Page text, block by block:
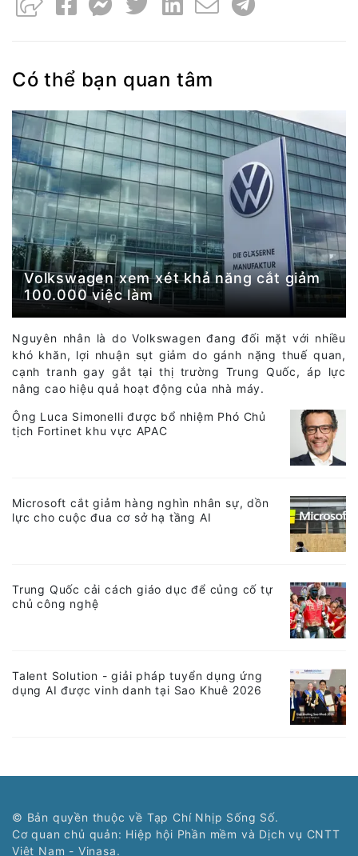
Có thể bạn quan tâm
Volkswagen xem xét khả năng cắt giảm
100.000 việc làm
Nguyên nhân là do Volkswagen đang đối mặt với nhiều
khó khăn, lợi nhuận sụt giảm do gánh nặng thuế quan,
cạnh tranh gay gắt tại thị trường Trung Quốc, áp lực
nâng cao hiệu quả hoạt động của nhà máy.
Ông Luca Simonelli được bổ nhiệm Phó Chủ
tịch Fortinet khu vực APAC
Microsoft cắt giảm hàng nghìn nhân sự, dồn
lực cho cuộc đua cơ sở hạ tầng AI
Trung Quốc cải cách giáo dục để củng cố tự
chủ công nghệ
Talent Solution - giải pháp tuyển dụng ứng
dụng AI được vinh danh tại Sao Khuê 2026
© Bản quyền thuộc về Tạp Chí Nhịp Sống Số.
Cơ quan chủ quản: Hiệp hội Phần mềm và Dịch vụ CNTT
Việt Nam - Vinasa.